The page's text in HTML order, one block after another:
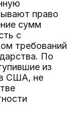
право
сумм
с
требований
По
из
США, не